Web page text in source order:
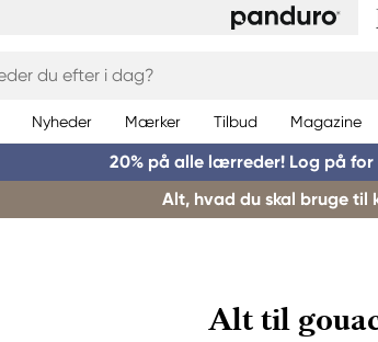
Nyheder Mærker Tilbud Magazine
20% på alle lærreder! Log på
Alt, hvad du skal bruge til
Alt til